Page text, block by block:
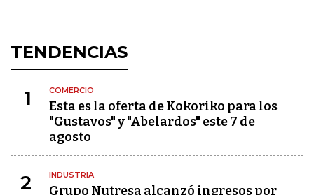
TENDENCIAS
1 COMERCIO
Esta es la oferta de Kokoriko para los
"Gustavos" y "Abelardos" este 7 de
agosto
2 INDUSTRIA
Grupo Nutresa alcanzó ingresos por